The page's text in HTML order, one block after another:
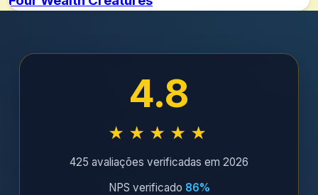
4.8
★★★★★
425 avaliações verificadas em 2026
NPS verificado 86%